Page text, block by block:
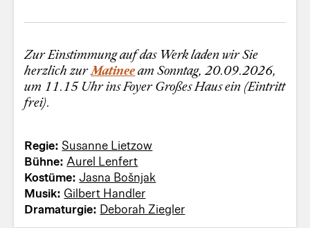
Zur Einstimmung auf das Werk laden wir Sie
herzlich zurMatineeam Sonntag, 20.09.2026,
um 11.15 Uhr ins Foyer Großes Haus ein (Eintritt
frei).
Regie: Susanne Lietzow
Bühne:Aurel Lenfert
Kostüme:Jasna Bošnjak
Musik: Gilbert Handler
Dramaturgie: Deborah Ziegler